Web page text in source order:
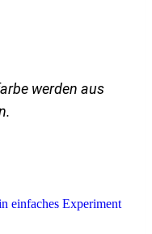
werden aus
einfaches Experiment